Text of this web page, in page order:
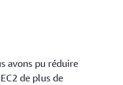
avons pu réduire
de plus de